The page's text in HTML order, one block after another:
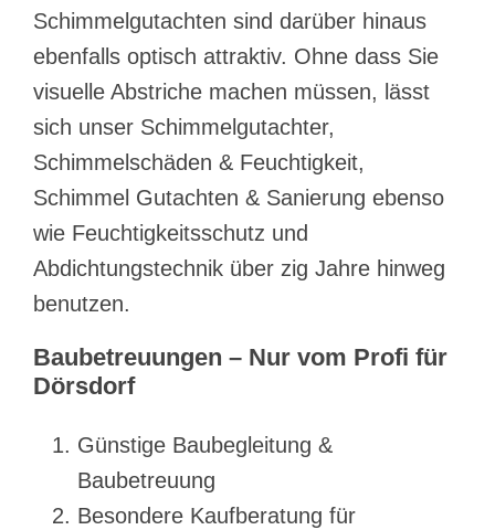
Schimmelgutachten sind darüber hinaus
ebenfalls optisch attraktiv. Ohne dass Sie
visuelle Abstriche machen müssen, lässt
sich unser Schimmelgutachter,
Schimmelschäden & Feuchtigkeit,
Schimmel Gutachten & Sanierung ebenso
wie Feuchtigkeitsschutz und
Abdichtungstechnik über zig Jahre hinweg
benutzen.
Baubetreuungen – Nur vom Profi für
Dörsdorf
Günstige Baubegleitung &
Baubetreuung
Besondere Kaufberatung für